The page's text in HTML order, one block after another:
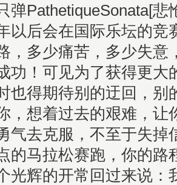
弹PathetiqueSonata[悲
以后会在国际乐坛的竞
，多少痛苦，多少失意
功！可见为了获得更大
也得期待别的迂回，别
，想着过去的艰难，让
气去克服，不至于失掉
的马拉松赛跑，你的路
光辉的开常回过来说：